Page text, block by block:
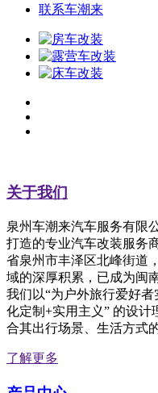
联系车潮来
关于我们
泉州车潮来汽车服务有限
打造的专业汽车改装服务
省泉州市丰泽区北峰街道
域的深厚积累，已成为闽
我们以“为户外旅行爱好
化定制+实用主义” 的设
合其出行场景、生活方式
了解更多